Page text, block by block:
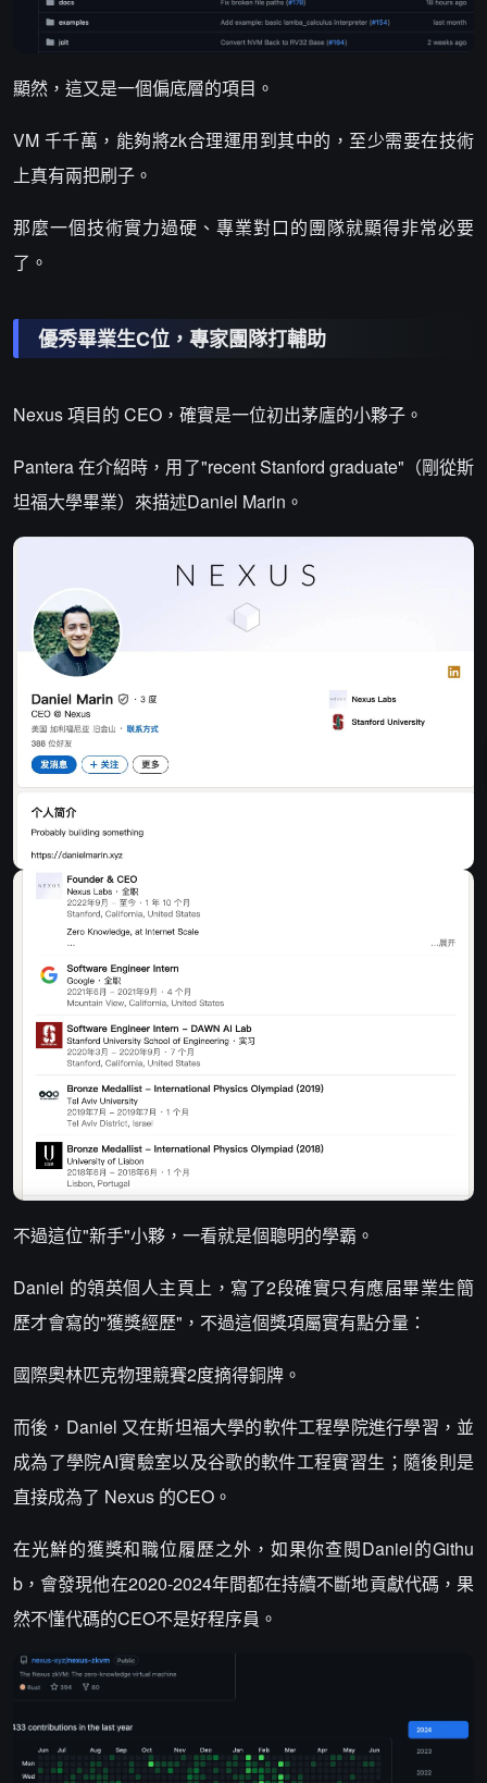
顯然，這又是一個偏底層的項目。
VM 千千萬，能夠將zk合理運用到其中的，至少需要在技術
上真有兩把刷子。
那麼一個技術實力過硬、專業對口的團隊就顯得非常必要
了。
優秀畢業生C位，專家團隊打輔助
Nexus 項目的 CEO，確實是一位初出茅廬的小夥子。
Pantera 在介紹時，用了"recent Stanford graduate"（剛從斯
坦福大學畢業）來描述Daniel Marin。
不過這位"新手"小夥，一看就是個聰明的學霸。
Daniel 的領英個人主頁上，寫了2段確實只有應届畢業生簡
歷才會寫的"獲獎經歷"，不過這個獎項屬實有點分量：
國際奧林匹克物理競賽2度摘得銅牌。
而後，Daniel 又在斯坦福大學的軟件工程學院進行學習，並
成為了學院AI實驗室以及谷歌的軟件工程實習生；隨後則是
直接成為了 Nexus 的CEO。
在光鮮的獲獎和職位履歷之外，如果你查閱Daniel的Githu
b，會發現他在2020-2024年間都在持續不斷地貢獻代碼，果
然不懂代碼的CEO不是好程序員。